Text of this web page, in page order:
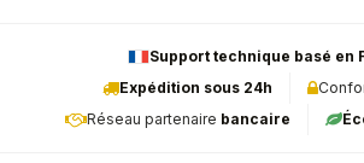
Support technique basé en
Expédition sous 24h
Réseau partenaire bancaire